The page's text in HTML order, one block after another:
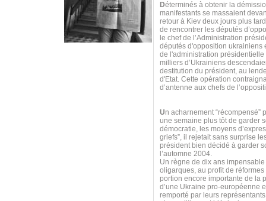
Déterminés à obtenir la
manifestants se massaient
retour à Kiev deux jours plus
de rencontrer les députés
le chef de l’Administration
députés d'opposition ukrainiens
de l'administration
milliers d’Ukrainiens
destitution du président, au
d'Etat. Cette opération
d’antenne aux chefs de
Un acharnement
une semaine plus tôt de garder
démocratie, les moyens
griefs”, il rejetait sans surprise
président bien décidé à garder
l’automne 2004.
Un règne de dix ans
oligarques, au profit de
portion encore importante de la
d’une Ukraine pro-européenne
remporté par leurs